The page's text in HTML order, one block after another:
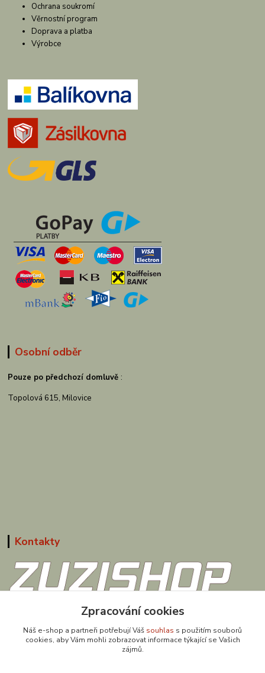
Ochrana soukromí
Věrnostní program
Doprava a platba
Výrobce
Osobní odběr
Pouze po předchozí domluvě :
Topolová 615, Milovice
Kontakty
obchod@zuzishop.cz
Zpracování cookies
Náš e-shop a partneři potřebují Váš souhlas s použitím souborů
cookies, aby Vám mohli zobrazovat informace týkající se Vašich
zájmů.